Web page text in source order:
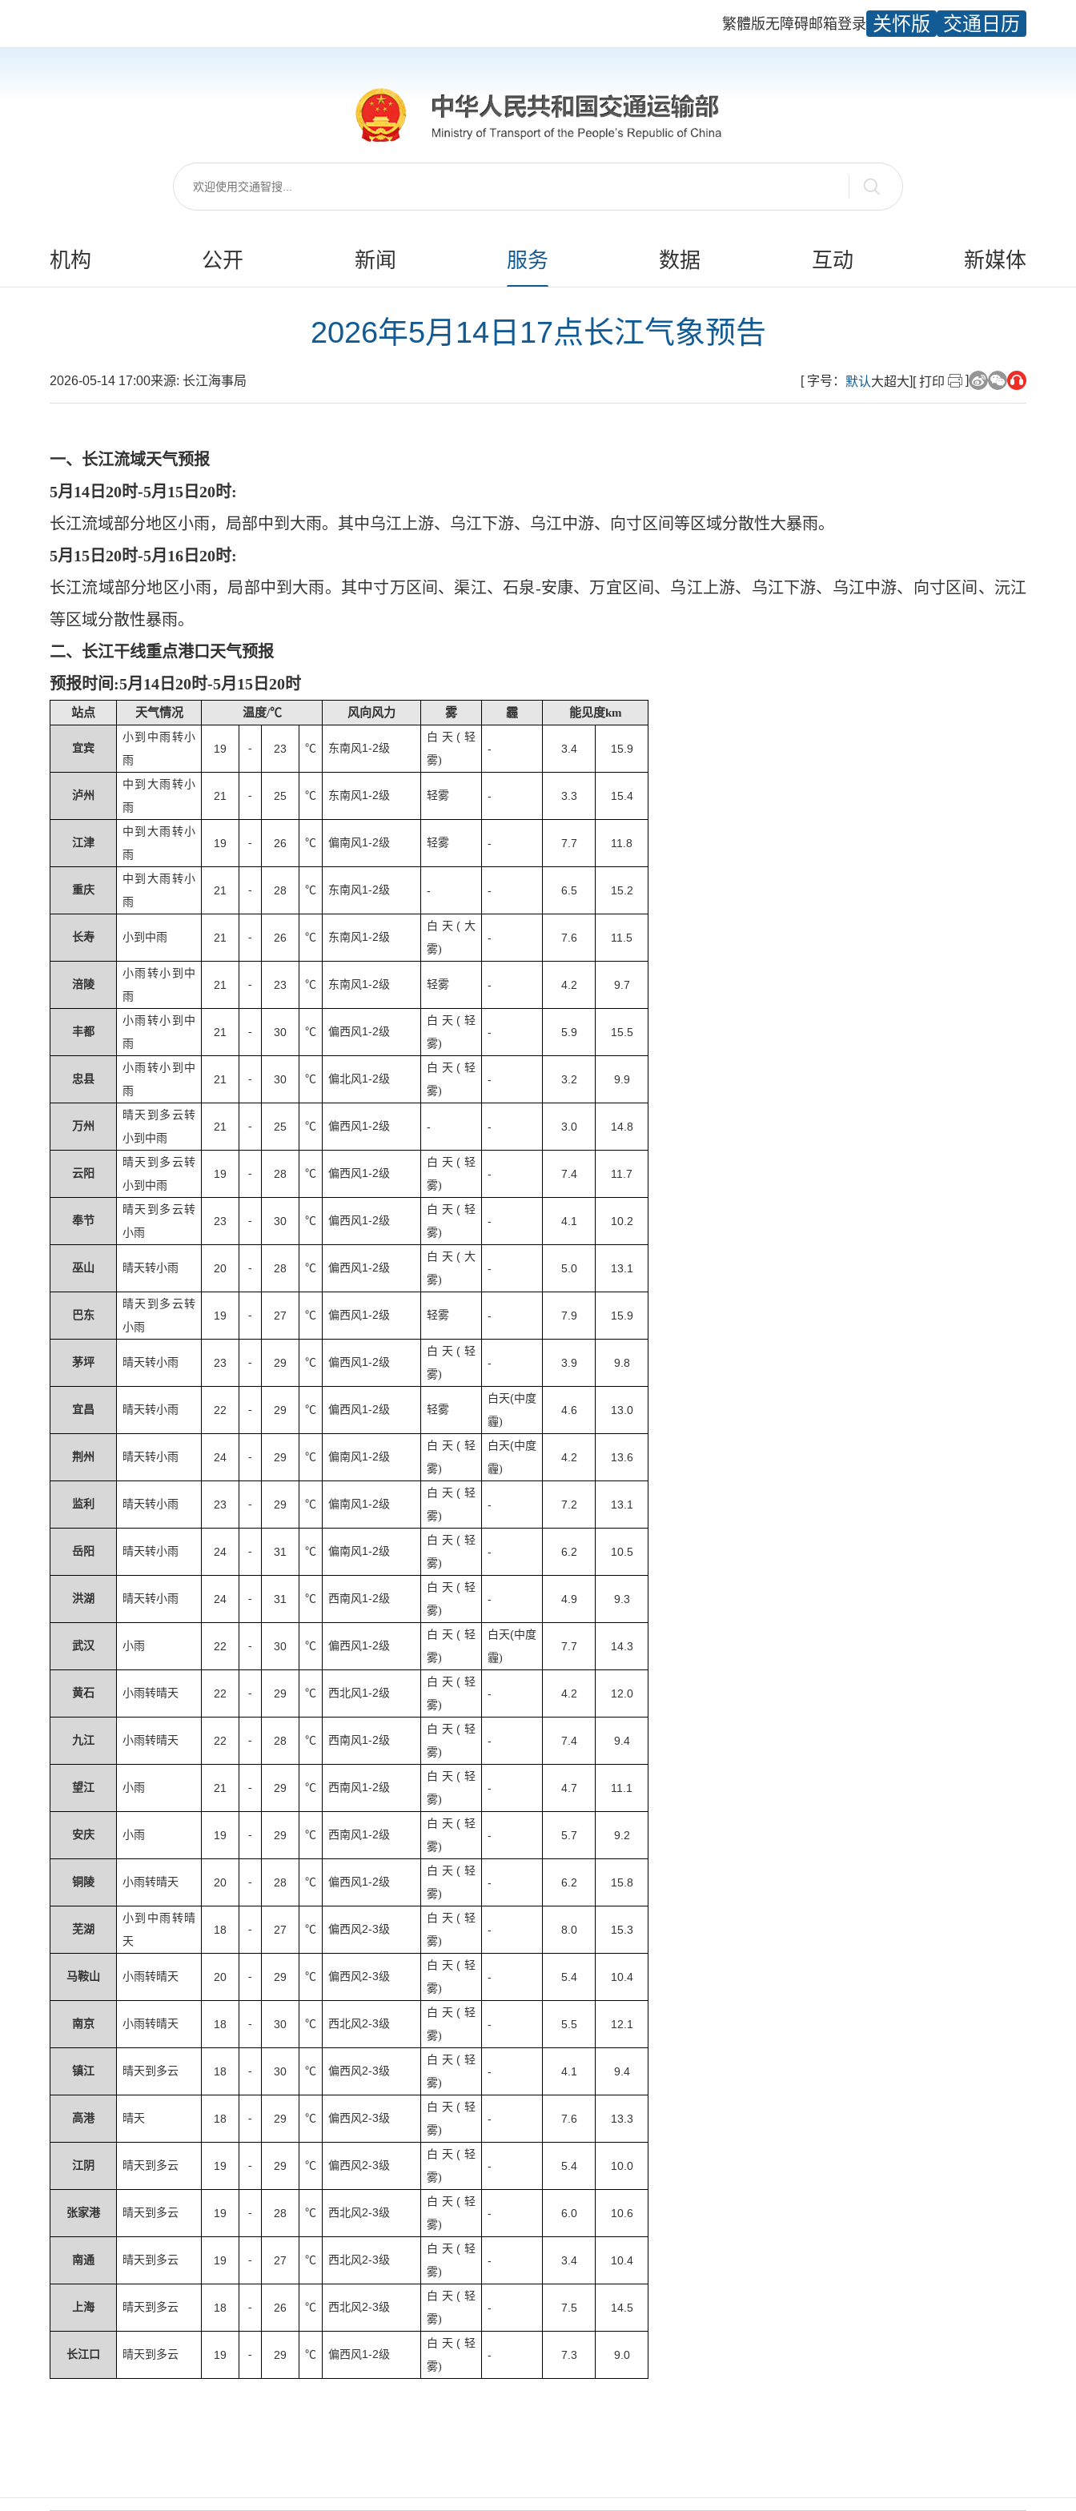
繁體版无障碍邮箱登录 关怀版 交通日历
机构 公开 新闻 服务 数据 互动 新媒体
2026年5月14日17点长江气象预告
2026-05-14 17:00来源: 长江海事局 [ 字号： 默认大超大] [ 打印 ]
一、长江流域天气预报
5月14日20时-5月15日20时:
长江流域部分地区小雨，局部中到大雨。其中乌江上游、乌江下游、乌江中游、向寸区间等区域分散性大暴雨。
5月15日20时-5月16日20时:
长江流域部分地区小雨，局部中到大雨。其中寸万区间、渠江、石泉-安康、万宜区间、乌江上游、乌江下游、乌江中游、向寸区间、沅江
等区域分散性暴雨。
二、长江干线重点港口天气预报
预报时间 :5月14日20时-5月15日20时
站点 天气情况 温度/℃ 风向风力 雾 霾 能见度km
宜宾
小到中雨转小
雨
19 - 23 ℃ 东南风 1-2级
白天 ( 轻
雾)
- 3.4 15.9
泸州
中到大雨转小
雨
21 - 25 ℃ 东南风 1-2级 轻雾 - 3.3 15.4
江津
中到大雨转小
雨
19 - 26 ℃ 偏南风 1-2级 轻雾 - 7.7 11.8
重庆
中到大雨转小
雨
21 - 28 ℃ 东南风 1-2级 - - 6.5 15.2
长寿 小到中雨 21 - 26 ℃ 东南风 1-2级
白天 ( 大
雾)
- 7.6 11.5
涪陵
小雨转小到中
雨
21 - 23 ℃ 东南风 1-2级 轻雾 - 4.2 9.7
丰都
小雨转小到中
雨
21 - 30 ℃ 偏西风 1-2级
白天 ( 轻
雾)
- 5.9 15.5
忠县
小雨转小到中
雨
21 - 30 ℃ 偏北风 1-2级
白天 ( 轻
雾)
- 3.2 9.9
万州
晴天到多云转
小到中雨
21 - 25 ℃ 偏西风 1-2级 - - 3.0 14.8
云阳
晴天到多云转
小到中雨
19 - 28 ℃ 偏西风 1-2级
白天 ( 轻
雾)
- 7.4 11.7
奉节
晴天到多云转
小雨
23 - 30 ℃ 偏西风 1-2级
白天 ( 轻
雾)
- 4.1 10.2
巫山 晴天转小雨 20 - 28 ℃ 偏西风 1-2级
白天 ( 大
雾)
- 5.0 13.1
巴东
晴天到多云转
小雨
19 - 27 ℃ 偏西风 1-2级 轻雾 - 7.9 15.9
茅坪 晴天转小雨 23 - 29 ℃ 偏西风 1-2级
白天 ( 轻
雾)
- 3.9 9.8
宜昌 晴天转小雨 22 - 29 ℃ 偏西风 1-2级 轻雾
白天(中度
霾)
4.6 13.0
荆州 晴天转小雨 24 - 29 ℃ 偏南风 1-2级
白天 ( 轻
雾)
白天(中度
霾)
4.2 13.6
监利 晴天转小雨 23 - 29 ℃ 偏南风 1-2级
白天 ( 轻
雾)
- 7.2 13.1
岳阳 晴天转小雨 24 - 31 ℃ 偏南风 1-2级
白天 ( 轻
雾)
- 6.2 10.5
洪湖 晴天转小雨 24 - 31 ℃ 西南风 1-2级
白天 ( 轻
雾)
- 4.9 9.3
武汉 小雨 22 - 30 ℃ 偏西风 1-2级
白天 ( 轻
雾)
白天(中度
霾)
7.7 14.3
黄石 小雨转晴天 22 - 29 ℃ 西北风 1-2级
白天 ( 轻
雾)
- 4.2 12.0
九江 小雨转晴天 22 - 28 ℃ 西南风 1-2级
白天 ( 轻
雾)
- 7.4 9.4
望江 小雨 21 - 29 ℃ 西南风 1-2级
白天 ( 轻
雾)
- 4.7 11.1
安庆 小雨 19 - 29 ℃ 西南风 1-2级
白天 ( 轻
雾)
- 5.7 9.2
铜陵 小雨转晴天 20 - 28 ℃ 偏西风 1-2级
白天 ( 轻
雾)
- 6.2 15.8
芜湖
小到中雨转晴
天
18 - 27 ℃ 偏西风 2-3级
白天 ( 轻
雾)
- 8.0 15.3
马鞍山 小雨转晴天 20 - 29 ℃ 偏西风 2-3级
白天 ( 轻
雾)
- 5.4 10.4
南京 小雨转晴天 18 - 30 ℃ 西北风 2-3级
白天 ( 轻
雾)
- 5.5 12.1
镇江 晴天到多云 18 - 30 ℃ 偏西风 2-3级
白天 ( 轻
雾)
- 4.1 9.4
高港 晴天 18 - 29 ℃ 偏西风 2-3级
白天 ( 轻
雾)
- 7.6 13.3
江阴 晴天到多云 19 - 29 ℃ 偏西风 2-3级
白天 ( 轻
雾)
- 5.4 10.0
张家港 晴天到多云 19 - 28 ℃ 西北风 2-3级
白天 ( 轻
雾)
- 6.0 10.6
南通 晴天到多云 19 - 27 ℃ 西北风 2-3级
白天 ( 轻
雾)
- 3.4 10.4
上海 晴天到多云 18 - 26 ℃ 西北风 2-3级
白天 ( 轻
雾)
- 7.5 14.5
长江口 晴天到多云 19 - 29 ℃ 偏西风 1-2级
白天 ( 轻
雾)
- 7.3 9.0